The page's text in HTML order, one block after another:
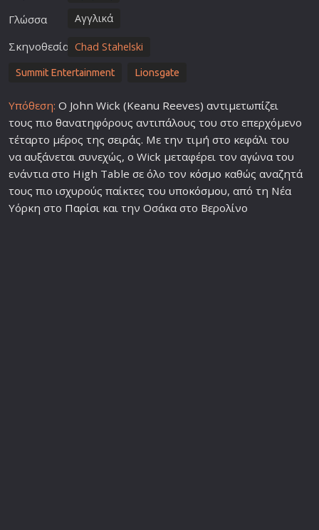
Γλώσσα Αγγλικά
Σκηνοθεσία Chad Stahelski
Summit Entertainment Lionsgate
Υπόθεση: Ο John Wick (Keanu Reeves) αντιμετωπίζει
τους πιο θανατηφόρους αντιπάλους του στο επερχόμενο
τέταρτο μέρος της σειράς. Με την τιμή στο κεφάλι του
να αυξάνεται συνεχώς, ο Wick μεταφέρει τον αγώνα του
ενάντια στο High Table σε όλο τον κόσμο καθώς αναζητά
τους πιο ισχυρούς παίκτες του υποκόσμου, από τη Νέα
Υόρκη στο Παρίσι και την Οσάκα στο Βερολίνο